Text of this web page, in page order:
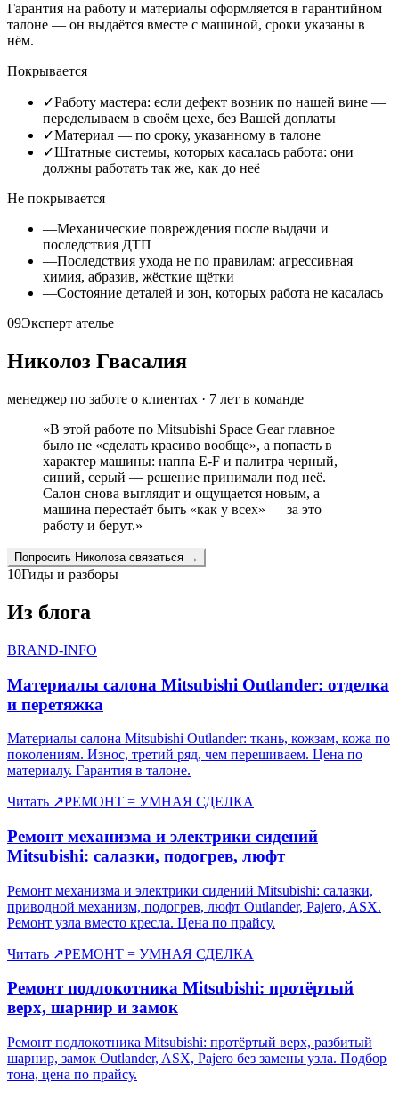
Гарантия на работу и материалы оформляется в гарантийном
талоне — он выдаётся вместе с машиной, сроки указаны в
нём.
Покрывается
✓Работу мастера: если дефект возник по нашей вине —
переделываем в своём цехе, без Вашей доплаты
✓Материал — по сроку, указанному в талоне
✓Штатные системы, которых касалась работа: они
должны работать так же, как до неё
Не покрывается
—Механические повреждения после выдачи и
последствия ДТП
—Последствия ухода не по правилам: агрессивная
химия, абразив, жёсткие щётки
—Состояние деталей и зон, которых работа не касалась
09Эксперт ателье
Николоз Гвасалия
менеджер по заботе о клиентах · 7 лет в команде
«В этой работе по Mitsubishi Space Gear главное
было не «сделать красиво вообще», а попасть в
характер машины: наппа E-F и палитра черный,
синий, серый — решение принимали под неё.
Салон снова выглядит и ощущается новым, а
машина перестаёт быть «как у всех» — за это
работу и берут.»
Попросить Николозасвязаться →
10Гиды и разборы
Из блога
BRAND-INFO
Материалы салона Mitsubishi Outlander: отделка
и перетяжка
Материалы салона Mitsubishi Outlander: ткань, кожзам, кожа по
поколениям. Износ, третий ряд, чем перешиваем. Цена по
материалу. Гарантия в талоне.
Читать ↗РЕМОНТ = УМНАЯ СДЕЛКА
Ремонт механизма и электрики сидений
Mitsubishi: салазки, подогрев, люфт
Ремонт механизма и электрики сидений Mitsubishi: салазки,
приводной механизм, подогрев, люфт Outlander, Pajero, ASX.
Ремонт узла вместо кресла. Цена по прайсу.
Читать ↗РЕМОНТ = УМНАЯ СДЕЛКА
Ремонт подлокотника Mitsubishi: протёртый
верх, шарнир и замок
Ремонт подлокотника Mitsubishi: протёртый верх, разбитый
шарнир, замок Outlander, ASX, Pajero без замены узла. Подбор
тона, цена по прайсу.